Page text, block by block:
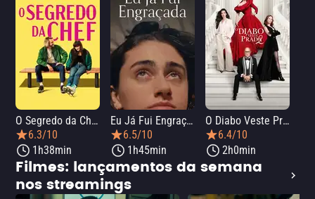
O Segredo da Chef
6.3/10
1h38min
Eu Já Fui Engraçada
6.5/10
1h45min
O Diabo Veste Prada 2
6.4/10
2h0min
Filmes: lançamentos da semana
nos streamings